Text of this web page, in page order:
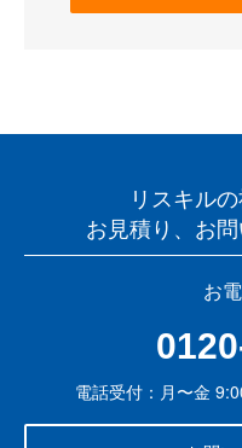
リスキル
お見積り、お
お
電話受付：月〜金